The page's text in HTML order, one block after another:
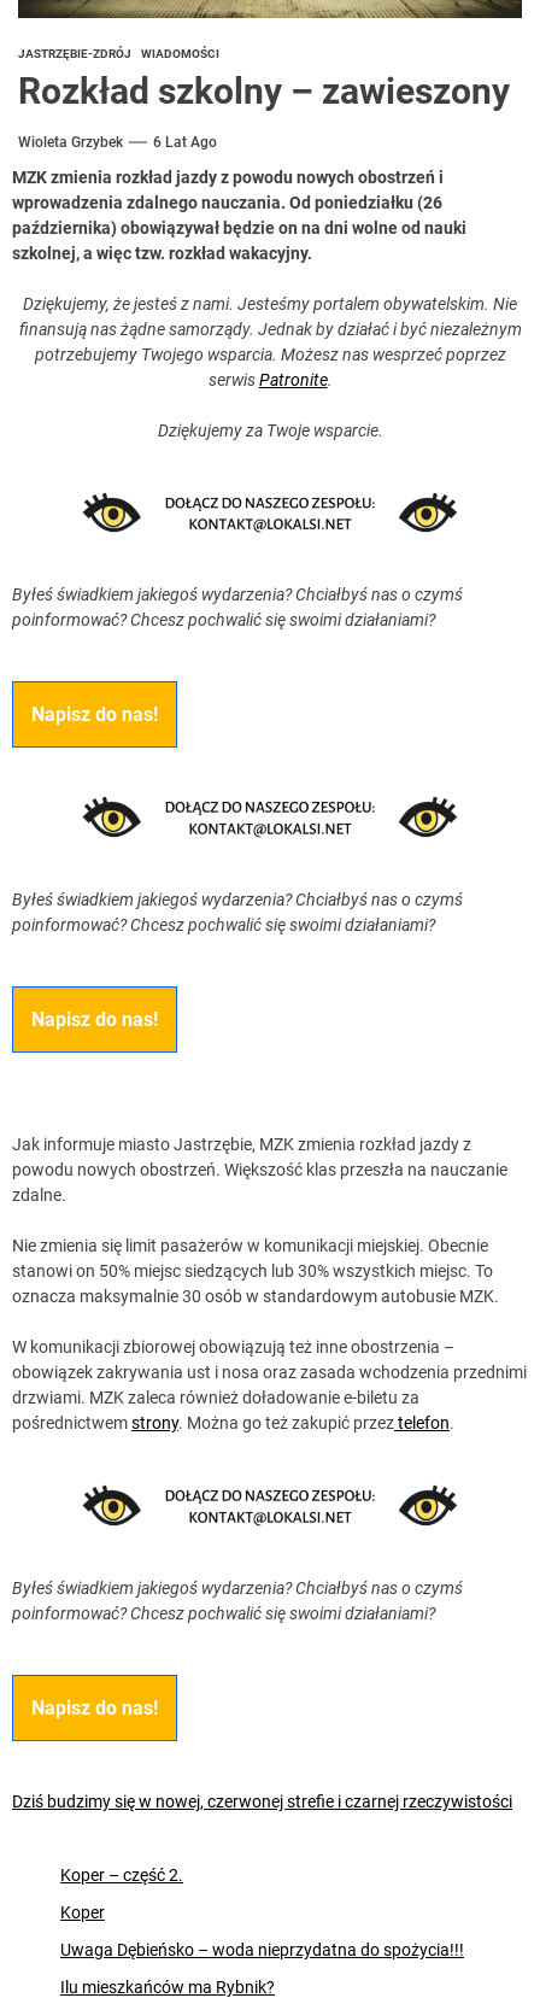
JASTRZĘBIE-ZDRÓJ WIADOMOŚCI
Rozkład szkolny – zawieszony
Wioleta Grzybek 6 Lat Ago
MZK zmienia rozkład jazdy z powodu nowych obostrzeń i
wprowadzenia zdalnego nauczania. Od poniedziałku (26
października) obowiązywał będzie on na dni wolne od nauki
szkolnej, a więc tzw. rozkład wakacyjny.
Dziękujemy, że jesteś z nami. Jesteśmy portalem obywatelskim. Nie
finansują nas żądne samorządy. Jednak by działać i być niezależnym
potrzebujemy Twojego wsparcia. Możesz nas wesprzeć poprzez
serwisPatronite.
Dziękujemy za Twoje wsparcie.
Byłeś świadkiem jakiegoś wydarzenia? Chciałbyś nas o czymś
poinformować? Chcesz pochwalić się swoimi działaniami?
Napisz do nas!
Byłeś świadkiem jakiegoś wydarzenia? Chciałbyś nas o czymś
poinformować? Chcesz pochwalić się swoimi działaniami?
Napisz do nas!
Jak informuje miasto Jastrzębie, MZK zmienia rozkład jazdy z
powodu nowych obostrzeń. Większość klas przeszła na nauczanie
zdalne.
Nie zmienia się limit pasażerów w komunikacji miejskiej. Obecnie
stanowi on 50% miejsc siedzących lub 30% wszystkich miejsc. To
oznacza maksymalnie 30 osób w standardowym autobusie MZK.
W komunikacji zbiorowej obowiązują też inne obostrzenia –
obowiązek zakrywania ust i nosa oraz zasada wchodzenia przednimi
drzwiami. MZK zaleca również doładowanie e-biletu za
pośrednictwemstrony. Można go też zakupić przeztelefon.
Byłeś świadkiem jakiegoś wydarzenia? Chciałbyś nas o czymś
poinformować? Chcesz pochwalić się swoimi działaniami?
Napisz do nas!
Dziś budzimy się w nowej, czerwonej strefie i czarnej rzeczywistości
Koper – część 2.
Koper
Uwaga Dębieńsko – woda nieprzydatna do spożycia!!!
Ilu mieszkańców ma Rybnik?